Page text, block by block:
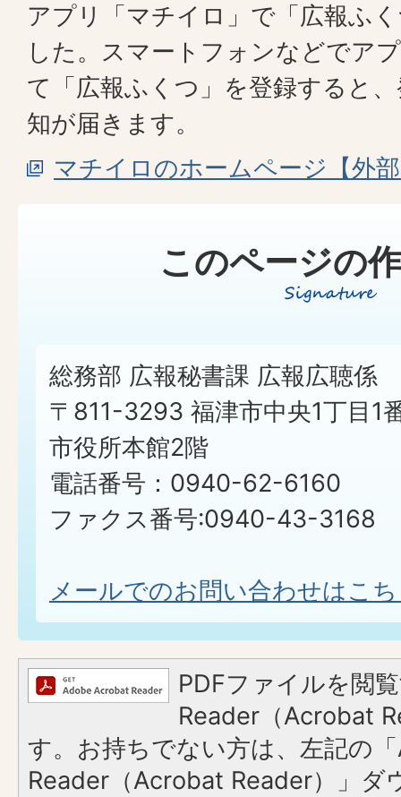
アプリ「マチイロ」で「広報ふ
した。スマートフォンなどでア
て「広報ふくつ」を登録すると
知が届きます。
マチイロのホームページ【外
このページの
総務部 広報秘書課 広報広聴係
〒811-3293 福津市中央1丁目1
市役所本館2階
電話番号：0940-62-6160
ファクス番号:0940-43-3168
メールでのお問い合わせはこ
PDFファイルを閲
Reader（Acrobat
す。お持ちでない方は、左記の
Reader（Acrobat Reader）」ダ